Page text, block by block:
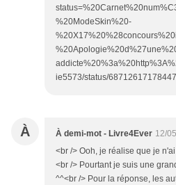
%20ModeSkin%20-
ie5573/status/
À À demi-mot - Livre4Ever 12/
<br /> Ooh, je réalise que je
<br /> Pourtant je suis une
^^<br /> Pour la réponse, les